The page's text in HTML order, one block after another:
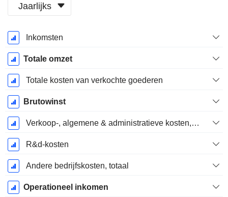
Jaarlijks
Start
boekjaar:
December
Inkomsten
Totale omzet
Totale kosten van verkochte goederen
Brutowinst
Verkoop-, algemene & administratieve kosten, totaal
R&d-kosten
Andere bedrijfskosten, totaal
Operationeel inkomen